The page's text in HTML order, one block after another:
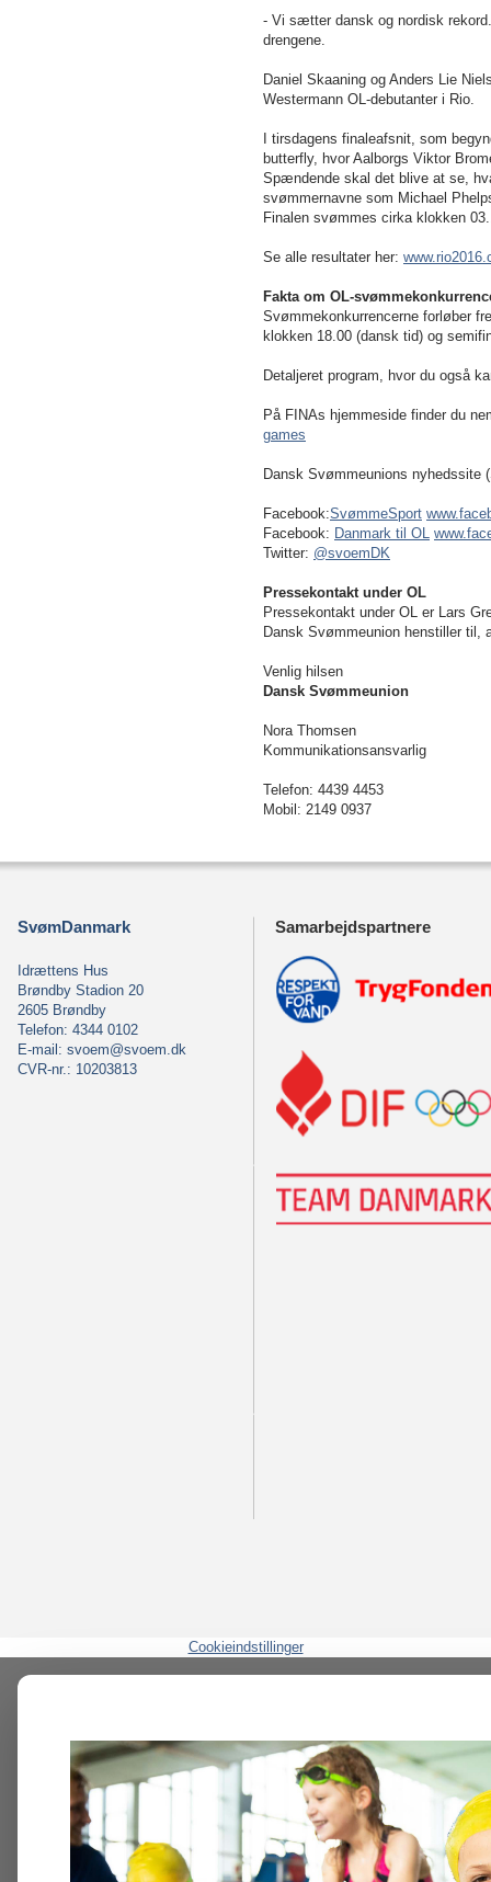
- Vi sætter dansk og nordisk
drengene.
Daniel Skaaning og Anders Lie
Westermann OL-debutanter i Rio.
I tirsdagens finaleafsnit, som
butterfly, hvor Aalborgs Viktor
Spændende skal det blive at se,
svømmernavne som Michael
Finalen svømmes cirka klokken
Se alle resultater her:
Fakta om OL-
Svømmekonkurrencerne forløber
klokken 18.00 (dansk tid) og
Detaljeret program, hvor du også
På FINAs hjemmeside finder du
games
Dansk Svømmeunions nyhedssite
Facebook:SvømmeSport
Facebook: Danmark til OL
Twitter: @svoemDK
Pressekontakt under OL
Pressekontakt under OL er Lars
Dansk Svømmeunion henstiller til,
Venlig hilsen
Dansk Svømmeunion
Nora Thomsen
Kommunikationsansvarlig
Telefon: 4439 4453
Mobil: 2149 0937
SvømDanmark
Idrættens Hus
Brøndby Stadion 20
2605 Brøndby
Telefon: 4344 0102
E-mail: svoem@svoem.dk
CVR-nr.: 10203813
Samarbejdspartnere
Cookieindstillinger